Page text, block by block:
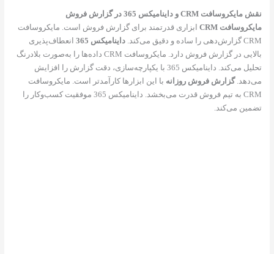
نقش مایکروسافت CRM و داینامیکس 365 در گزارش فروش
مایکروسافت CRM
ابزاری قدرتمند برای گزارش فروش است. مایکروسافت
CRM گزارش‌دهی را ساده و دقیق می‌کند.
داینامیکس 365
انعطاف‌پذیری
بالایی در گزارش فروش دارد. مایکروسافت CRM داده‌ها را به‌صورت بلادرنگ
تحلیل می‌کند. داینامیکس 365 با یکپارچه‌سازی، دقت گزارش را افزایش
می‌دهد.گزارش فروش روزانه با این ابزارها کارآمدتر است. مایکروسافت
CRM به تیم فروش قدرت می‌بخشد. داینامیکس 365 موفقیت کسب‌وکار را
تضمین می‌کند.